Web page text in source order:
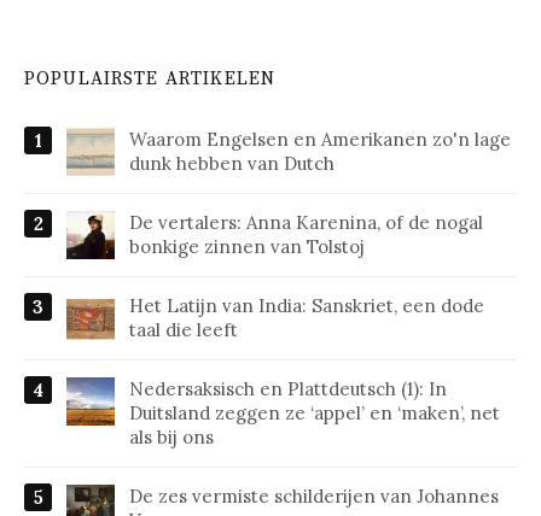
POPULAIRSTE ARTIKELEN
Waarom Engelsen en Amerikanen zo'n lage
dunk hebben van Dutch
De vertalers: Anna Karenina, of de nogal
bonkige zinnen van Tolstoj
Het Latijn van India: Sanskriet, een dode
taal die leeft
Nedersaksisch en Plattdeutsch (1): In
Duitsland zeggen ze ‘appel’ en ‘maken’, net
als bij ons
De zes vermiste schilderijen van Johannes